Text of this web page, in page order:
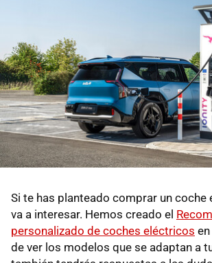
Si te has planteado comprar un coche
va a interesar. Hemos creado el
personalizado de coches eléctricos
de ver los modelos que se adaptan a